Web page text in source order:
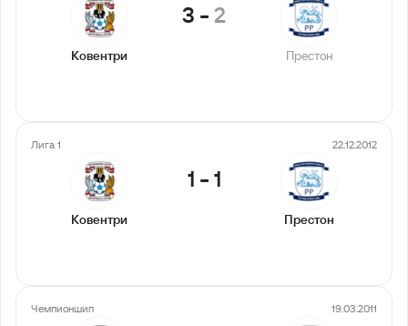
Ковентри
3 -2
Престон
Лига 1 22.12.2012
Ковентри
1 -1
Престон
Чемпионшип 19.03.2011